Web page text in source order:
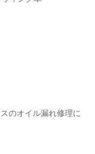
のオイル漏れ修理に